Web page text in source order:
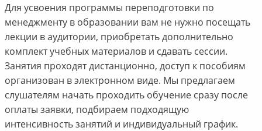
Для усвоения программы переподготовки по
менеджменту в образовании вам не нужно посещать
лекции в аудитории, приобретать дополнительно
комплект учебных материалов и сдавать сессии.
Занятия проходят дистанционно, доступ к пособиям
организован в электронном виде. Мы предлагаем
слушателям начать проходить обучение сразу после
оплаты заявки, подбираем подходящую
интенсивность занятий и индивидуальный график.